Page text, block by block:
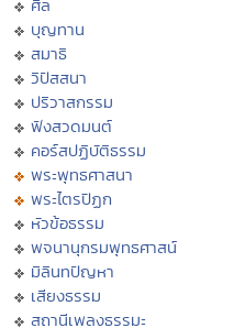
ศีล
บุญทาน
สมาธิ
วิปัสสนา
ปริวาสกรรม
ฟังสวดมนต์
คอร์สปฏิบัติธรรม
พระพุทธศาสนา
พระไตรปิฏก
หัวข้อธรรม
พจนานุกรมพุทธศาสน์
มิลินทปัญหา
เสียงธรรม
สถานีเพลงธรรมะ